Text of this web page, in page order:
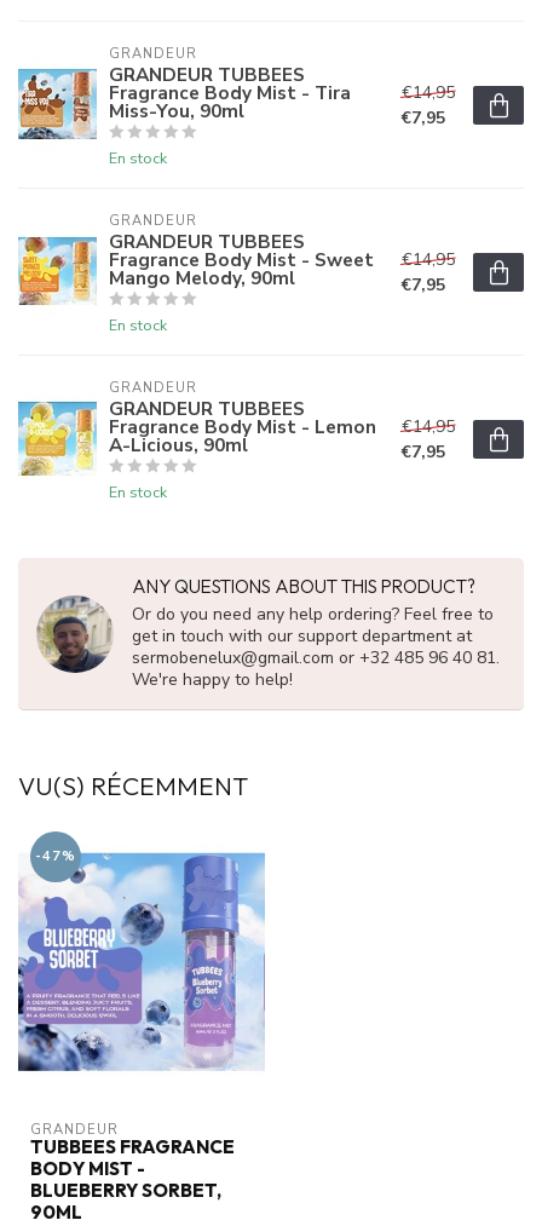
GRANDEUR
GRANDEUR TUBBEES
Fragrance Body Mist - Tira
Miss-You, 90ml
En stock
€14,95
€7,95
GRANDEUR
GRANDEUR TUBBEES
Fragrance Body Mist - Sweet
Mango Melody, 90ml
En stock
€14,95
€7,95
GRANDEUR
GRANDEUR TUBBEES
Fragrance Body Mist - Lemon
A-Licious, 90ml
En stock
€14,95
€7,95
ANY QUESTIONS ABOUT THIS PRODUCT?
Or do you need any help ordering? Feel free to
get in touch with our support department at
sermobenelux@gmail.com or +32 485 96 40 81.
We're happy to help!
VU(S) RÉCEMMENT
-47%
GRANDEUR
TUBBEES FRAGRANCE
BODY MIST -
BLUEBERRY SORBET,
90ML